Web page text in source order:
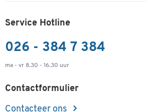
Service Hotline
026 - 384 7 384
ma - vr 8.30 - 16.30 uur
Contactformulier
Contacteer ons